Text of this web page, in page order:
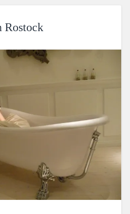
Rostock